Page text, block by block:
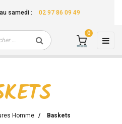
samedi : 02 97 86 09 49
☰
0
Homme Baskets